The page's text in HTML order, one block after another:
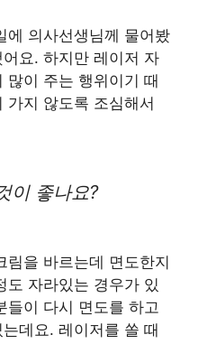
에 의사선생님께 물어봤
요. 하지만 레이저 자
많이 주는 행위이기 때
가지 않도록 조심해서
이 좋나요?
림을 바르는데 면도한지
도 자라있는 경우가 있
들이 다시 면도를 하고
데요. 레이저를 쏠 때